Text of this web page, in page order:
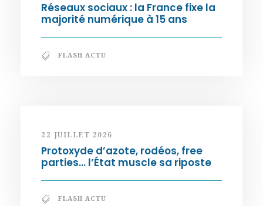
Réseaux sociaux : la France fixe la
majorité numérique à 15 ans
FLASH ACTU
22 JUILLET 2026
Protoxyde d’azote, rodéos, free
parties… l’État muscle sa riposte
FLASH ACTU